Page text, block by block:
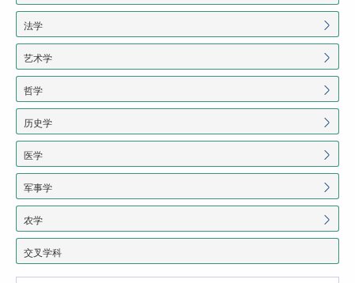
法学
艺术学
哲学
历史学
医学
军事学
农学
交叉学科